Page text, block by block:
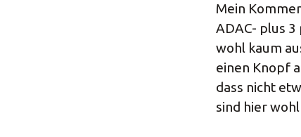
Mein
ADAC- plus
wohl kaum
einen Knopf
dass nicht
sind hier